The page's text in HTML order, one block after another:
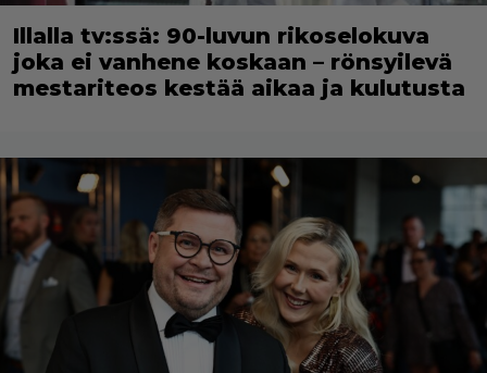
Illalla tv:ssä: 90-luvun rikoselokuva
joka ei vanhene koskaan – rönsyilevä
mestariteos kestää aikaa ja kulutusta